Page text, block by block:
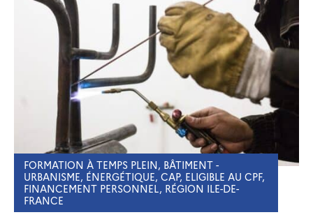
FORMATION À TEMPS PLEIN, BÂTIMENT -
URBANISME, ÉNERGÉTIQUE, CAP, ELIGIBLE AU CPF,
FINANCEMENT PERSONNEL, RÉGION ILE-DE-
FRANCE